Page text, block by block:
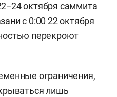
октября саммита
с 0:00 22 октября
перекроют
ограничения,
лишь